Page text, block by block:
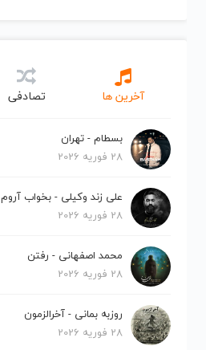
آخرین ها تصادفی
بسطام - تهران
28 فوریه 2026
علی زند وکیلی - بخواب آروم
28 فوریه 2026
محمد اصفهانی - رفتن
28 فوریه 2026
روزبه بمانی - آخرالزمون
28 فوریه 2026